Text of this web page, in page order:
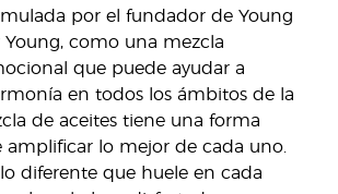
por el fundador de Young
Young, como una mezcla
que puede ayudar a
en todos los ámbitos de la
de aceites tiene una forma
amplificar lo mejor de cada uno.
diferente que huele en cada